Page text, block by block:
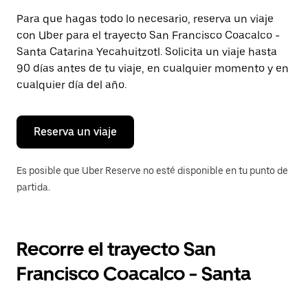
Presiona
la
tecla Esc
para
cerrar
el
calendario.
Para que hagas todo lo necesario, reserva un viaje
con Uber para el trayecto San Francisco Coacalco -
Santa Catarina Yecahuitzotl. Solicita un viaje hasta
90 días antes de tu viaje, en cualquier momento y en
cualquier día del año.
Reserva un viaje
Es posible que Uber Reserve no esté disponible en tu punto de
partida.
Recorre el trayecto San
Francisco Coacalco - Santa